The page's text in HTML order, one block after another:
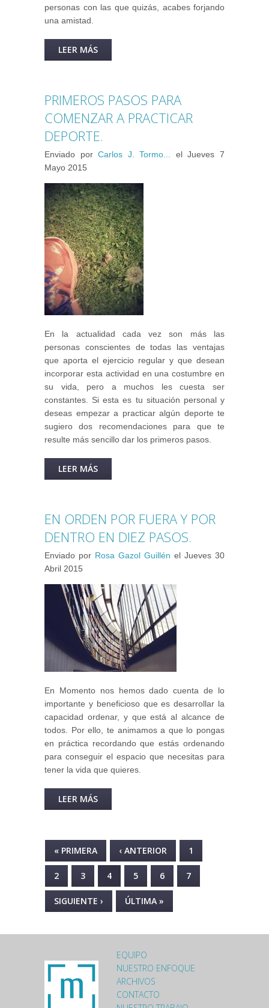
personas con las que quizás, acabes forjando
una amistad.
LEER MÁS
GENTE
PRIMEROS PASOS PARA
COMENZAR A PRACTICAR
DEPORTE.
Enviado porCarlos J. Tormo... elJueves 7
Mayo 2015
En la actualidad cada vez son más las
personas conscientes de todas las ventajas
que aporta el ejercicio regular y que desean
incorporar esta actividad en una costumbre en
su vida, pero a muchos les cuesta ser
constantes. Si esta es tu situación personal y
deseas empezar a practicar algún deporte te
sugiero dos recomendaciones para que te
resulte más sencillo dar los primeros pasos.
LEER MÁS
COMENZAR A PRACTICAR
EN ORDEN POR FUERA Y POR
DENTRO EN DIEZ PASOS.
Enviado por Rosa Gazol Guillén el Jueves 30
Abril 2015
En Momento nos hemos dado cuenta de lo
importante y beneficioso que es desarrollar la
capacidad ordenar, y que está al alcance de
todos. Por ello, te animamos a que lo pongas
en práctica recordando que estás ordenando
para conseguir el espacio que necesitas para
tener la vida que quieres.
LEER MÁS
Y POR DENTRO EN DIEZ
PÁGINAS
« PRIMERA ‹ ANTERIOR 1
2 3 4 5 6 7
SIGUIENTE › ÚLTIMA »
LOGO-MOMENTO-
FOOTER.PNG
EQUIPO
NUESTRO ENFOQUE
ARCHIVOS
CONTACTO